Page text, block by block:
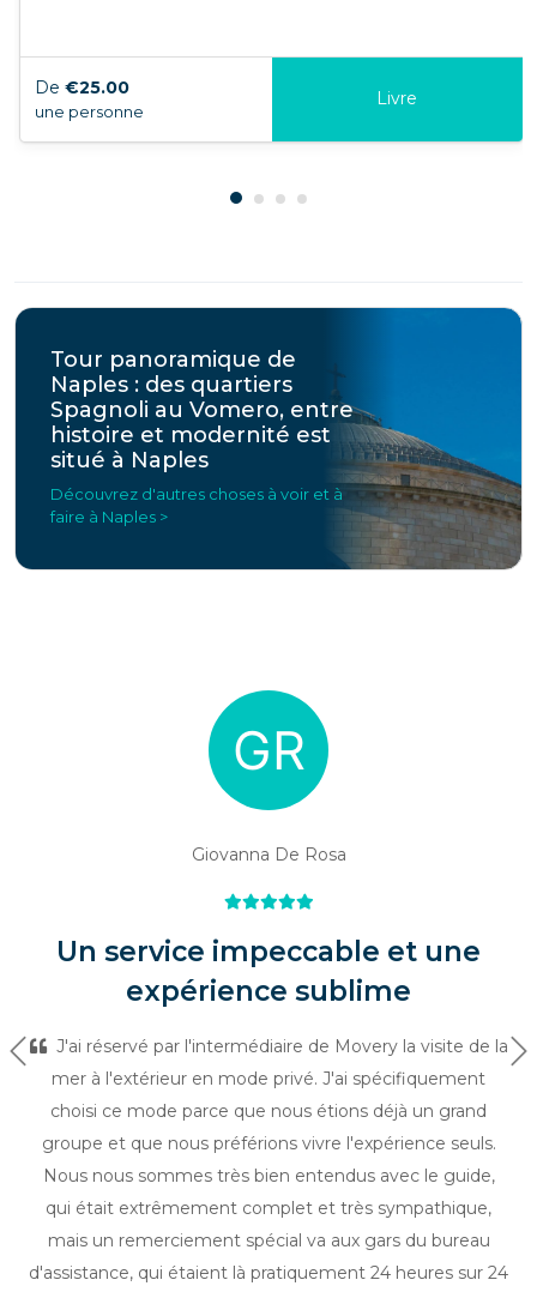
De €25.00
une personne
Livre
Tour panoramique de
Naples : des quartiers
Spagnoli au Vomero, entre
histoire et modernité est
situé à Naples
Découvrez d'autres choses à voir et à
faire à Naples >
Giovanna De Rosa
Un service impeccable et une
expérience sublime
J'ai réservé par l'intermédiaire de Movery la visite de la
mer à l'extérieur en mode privé. J'ai spécifiquement
choisi ce mode parce que nous étions déjà un grand
groupe et que nous préférions vivre l'expérience seuls.
Nous nous sommes très bien entendus avec le guide,
qui était extrêmement complet et très sympathique,
mais un remerciement spécial va aux gars du bureau
d'assistance, qui étaient là pratiquement 24 heures sur 24
Précédent